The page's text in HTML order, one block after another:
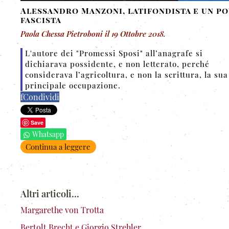
Alessandro Manzoni, latifondista e un
fascista
Paola Chessa Pietroboni il 19 Ottobre 2018.
L'autore dei "Promessi Sposi" all’anagrafe si
dichiarava possidente, e non letterato, perché
considerava l’agricoltura, e non la scrittura, la sua
principale occupazione.
fCondividi
Save
Whatsapp
Continua a leggere
Altri articoli...
Margarethe von Trotta